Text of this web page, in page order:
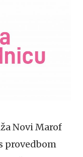
Novi Marof
provedbom